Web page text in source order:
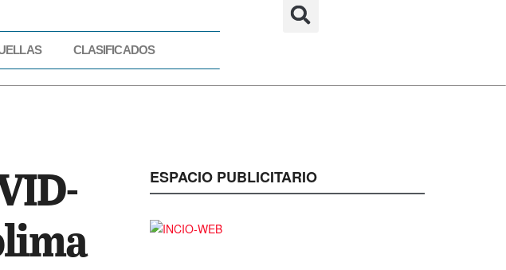
CLASIFICADOS
ESPACIO PUBLICITARIO